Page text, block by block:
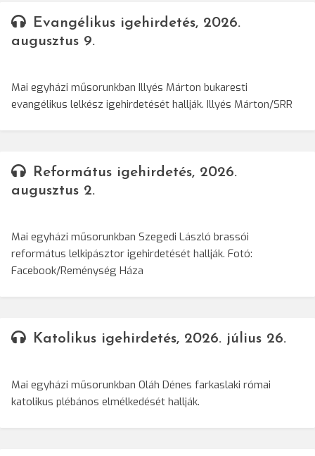
Evangélikus igehirdetés, 2026.
augusztus 9.
Mai egyházi műsorunkban Illyés Márton bukaresti
evangélikus lelkész igehirdetését hallják. Illyés Márton/SRR
Református igehirdetés, 2026.
augusztus 2.
Mai egyházi műsorunkban Szegedi László brassói
református lelkipásztor igehirdetését hallják. Fotó:
Facebook/Reménység Háza
Katolikus igehirdetés, 2026. július 26.
Mai egyházi műsorunkban Oláh Dénes farkaslaki római
katolikus plébános elmélkedését hallják.